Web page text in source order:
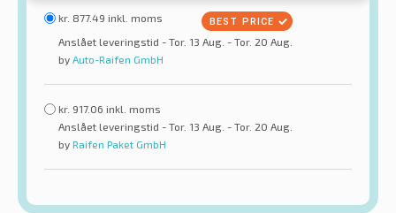
kr. 877.49 inkl. moms
Anslået leveringstid - Tor. 13 Aug. - Tor. 20 Aug.
by Auto-Raifen GmbH
kr. 917.06 inkl. moms
Anslået leveringstid - Tor. 13 Aug. - Tor. 20 Aug.
by Raifen Paket GmbH